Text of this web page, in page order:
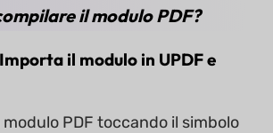
il modulo PDF?
il modulo in UPDF e
PDF toccando il simbolo